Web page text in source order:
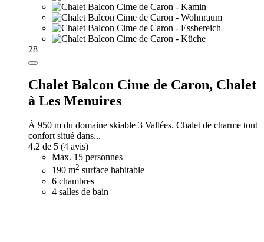
28
Chalet Balcon Cime de Caron, Chalet
à Les Menuires
À 950 m du domaine skiable 3 Vallées. Chalet de charme tout
confort situé dans...
4.2 de 5 (4 avis)
Max. 15 personnes
190 m2 surface habitable
6 chambres
4 salles de bain